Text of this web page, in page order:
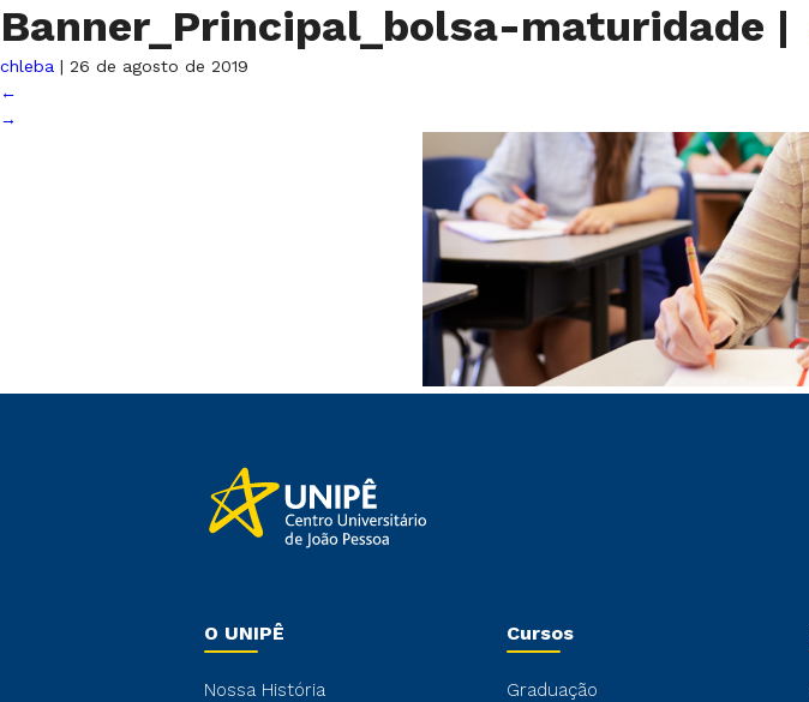
Banner_Principal_bolsa-maturidade |
chleba | 26 de agosto de 2019
←
→
O UNIPÊ
Nossa História
Cursos
Graduação